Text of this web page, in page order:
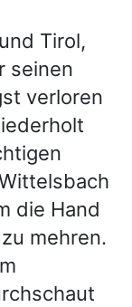
Tirol,
seinen
verloren
die Hand
mehren.